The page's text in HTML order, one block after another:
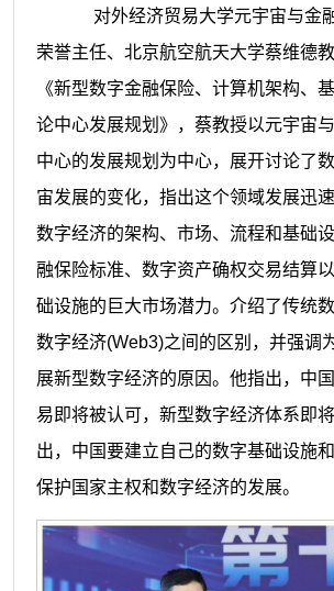
对外经济贸易大学元宇宙与金
荣誉主任、北京航空航天大学蔡维德
《新型数字金融保险、计算机架构
论中心发展规划》，蔡教授以元宇宙
中心的发展规划为中心，展开讨论了
宙发展的变化，指出这个领域发展迅
数字经济的架构、市场、流程和基础
融保险标准、数字资产确权交易结算
础设施的巨大市场潜力。介绍了传统
数字经济(Web3)之间的区别，并强调
展新型数字经济的原因。他指出，中
易即将被认可，新型数字经济体系即
出，中国要建立自己的数字基础设施
保护国家主权和数字经济的发展。